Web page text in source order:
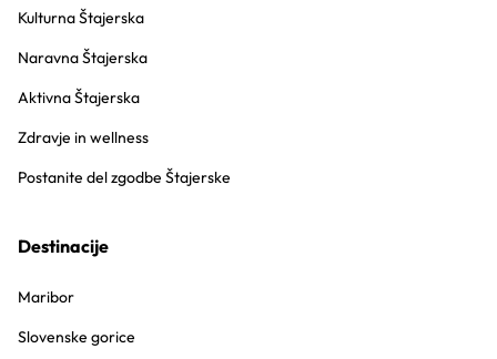
Kulturna Štajerska
Naravna Štajerska
Aktivna Štajerska
Zdravje in wellness
Postanite del zgodbe Štajerske
Destinacije
Maribor
Slovenske gorice